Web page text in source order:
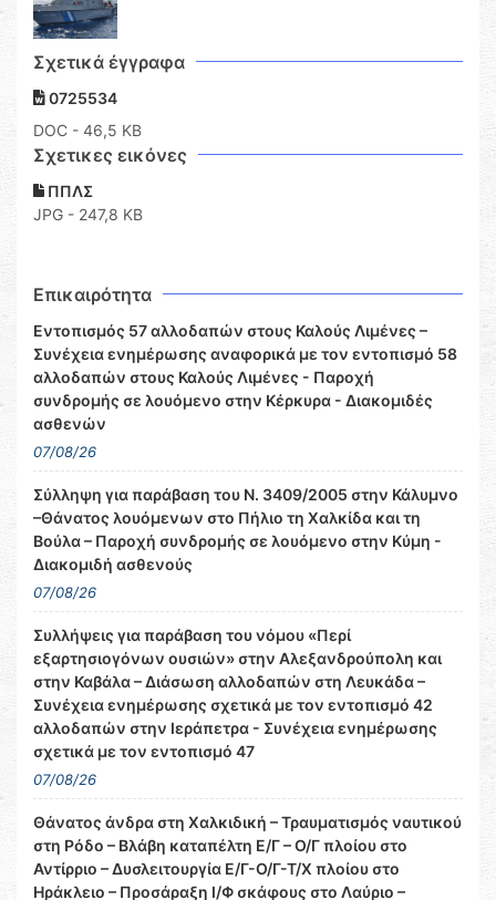
Σχετικά έγγραφα
0725534
DOC - 46,5 KB
Σχετικες εικόνες
ΠΠΛΣ
JPG - 247,8 KB
Επικαιρότητα
Εντοπισμός 57 αλλοδαπών στους Καλούς Λιμένες –
Συνέχεια ενημέρωσης αναφορικά με τον εντοπισμό 58
αλλοδαπών στους Καλούς Λιμένες - Παροχή
συνδρομής σε λουόμενο στην Κέρκυρα - Διακομιδές
ασθενών
07/08/26
Σύλληψη για παράβαση του Ν. 3409/2005 στην Κάλυμνο
–Θάνατος λουόμενων στο Πήλιο τη Χαλκίδα και τη
Βούλα – Παροχή συνδρομής σε λουόμενο στην Κύμη -
Διακομιδή ασθενούς
07/08/26
Συλλήψεις για παράβαση του νόμου «Περί
εξαρτησιογόνων ουσιών» στην Αλεξανδρούπολη και
στην Καβάλα – Διάσωση αλλοδαπών στη Λευκάδα –
Συνέχεια ενημέρωσης σχετικά με τον εντοπισμό 42
αλλοδαπών στην Ιεράπετρα - Συνέχεια ενημέρωσης
σχετικά με τον εντοπισμό 47
07/08/26
Θάνατος άνδρα στη Χαλκιδική – Τραυματισμός ναυτικού
στη Ρόδο – Βλάβη καταπέλτη Ε/Γ – Ο/Γ πλοίου στο
Αντίρριο – Δυσλειτουργία Ε/Γ-Ο/Γ-Τ/Χ πλοίου στο
Ηράκλειο – Προσάραξη Ι/Φ σκάφους στο Λαύριο –